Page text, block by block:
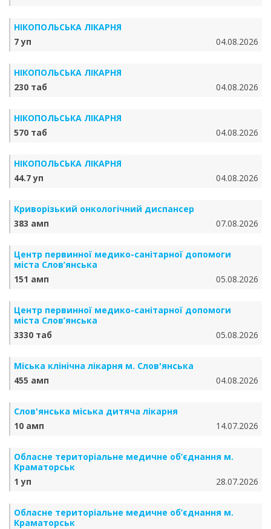
НІКОПОЛЬСЬКА ЛІКАРНЯ
7 уп
04.08.2026
НІКОПОЛЬСЬКА ЛІКАРНЯ
230 таб
04.08.2026
НІКОПОЛЬСЬКА ЛІКАРНЯ
570 таб
04.08.2026
НІКОПОЛЬСЬКА ЛІКАРНЯ
44.7 уп
04.08.2026
Криворізький онкологічний диспансер
383 амп
07.08.2026
Центр первинної медико-санітарної допомоги
міста Слов’янська
151 амп
05.08.2026
Центр первинної медико-санітарної допомоги
міста Слов’янська
3330 таб
05.08.2026
Міська клінічна лікарня м. Слов'янська
455 амп
04.08.2026
Слов'янська міська дитяча лікарня
10 амп
14.07.2026
Обласне територіальне медичне об’єднання м.
Краматорськ
1 уп
28.07.2026
Обласне територіальне медичне об’єднання м.
Краматорськ